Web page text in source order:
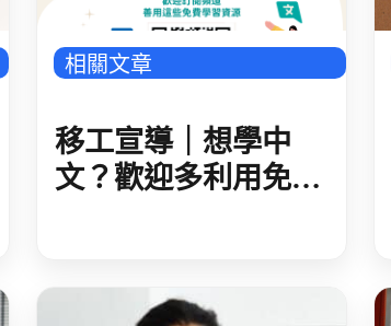
相關文章
移工宣導｜想學中
文？歡迎多利用免費